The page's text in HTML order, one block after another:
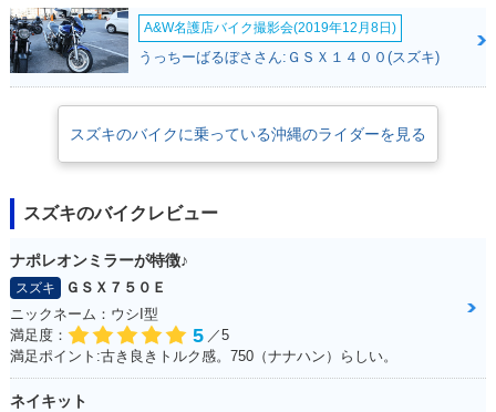
2002年 VanVan 20
0・カラーチェンジ
2002年 VanVan 20
0・新登場
A&W名護店バイク撮影会(2019年12月8日)
うっちーばるぼささん:ＧＳＸ１４００(スズキ)
スズキのバイクに乗っている沖縄のライダーを見る
スズキのバイクレビュー
ナポレオンミラーが特徴♪
スズキ
ＧＳＸ７５０Ｅ
ニックネーム：ウシI型
満足度：
5 ／5
満足ポイント:古き良きトルク感。750（ナナハン）らしい。
ネイキット